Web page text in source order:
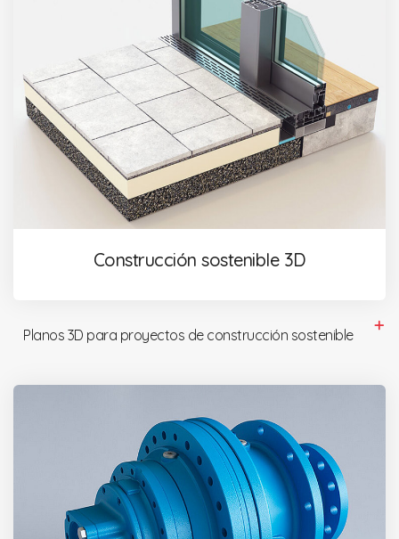
Construcción sostenible 3D
Planos 3D para proyectos de construcción sostenible